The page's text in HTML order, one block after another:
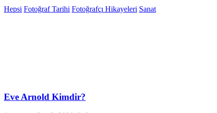
Hepsi Fotoğraf Tarihi Fotoğrafçı Hikayeleri Sanat
Eve Arnold Kimdir?